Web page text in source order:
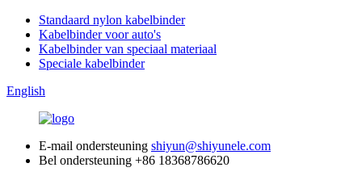
Standaard nylon kabelbinder
Kabelbinder voor auto's
Kabelbinder van speciaal materiaal
Speciale kabelbinder
English
E-mail ondersteuning shiyun@shiyunele.com
Bel ondersteuning +86 18368786620